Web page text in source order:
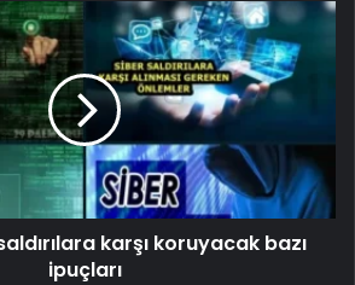
karşı koruyacak bazı
ipuçları